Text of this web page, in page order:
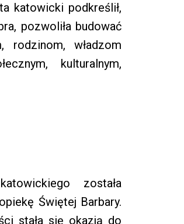
katowicki podkreślił,
pozwoliła budować
rodzinom, władzom
kulturalnym,
została
Świętej Barbary.
stała się okazją do